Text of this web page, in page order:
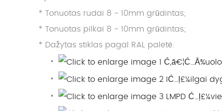
* Tonuotas rudai 8 - 10mm grūdintas;
* Tonuotas pilkai 8 - 10mm grūdintas;
* Dažytas stiklas pagal RAL paletė.